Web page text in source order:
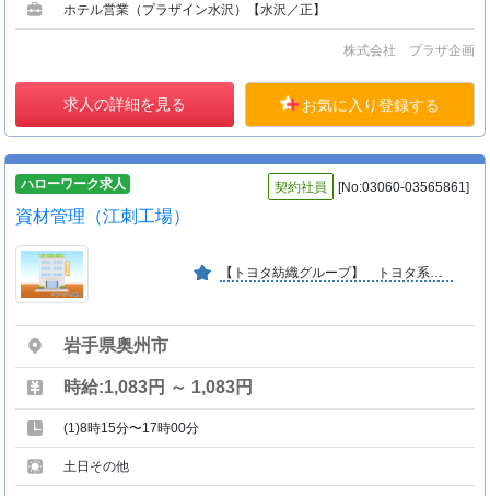
ホテル営業（プラザイン水沢）【水沢／正】
株式会社 プラザ企画
求人の詳細を見る お気に入り登録する
ハローワーク求人 契約社員 [No:03060-03565861]
資材管理（江刺工場）
【トヨタ紡織グループ】 トヨタ系の自動車内装品メーカーであるトヨタ紡織東北の全額出資 による子会社です。
岩手県奥州市
時給:1,083円 ～ 1,083円
(1)8時15分〜17時00分
土日その他